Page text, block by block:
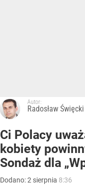
Autor:
Radosław Święcki
Ci Polacy
kobiety
Sondaż dla
Dodano:2 sierpnia 8:36